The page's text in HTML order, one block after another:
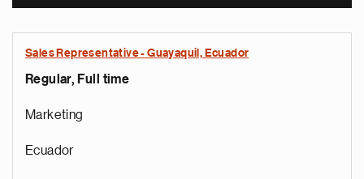
Sales Representative - Guayaquil, Ecuador
Regular, Full time
Marketing
Ecuador